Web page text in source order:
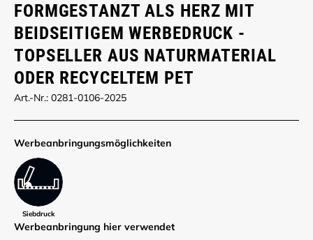
FORMGESTANZT ALS HERZ MIT
BEIDSEITIGEM WERBEDRUCK -
TOPSELLER AUS NATURMATERIAL
ODER RECYCELTEM PET
Art.-Nr.: 0281-0106-2025
Werbe­anbringungs­möglich­keiten
Siebdruck
Werbe­anbringung hier verwendet